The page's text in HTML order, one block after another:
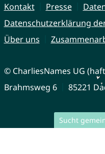
Sucht
Kontakt Presse
Datenschutzerklärung
Über uns
© CharliesNames UG
Brahmsweg 6
85221